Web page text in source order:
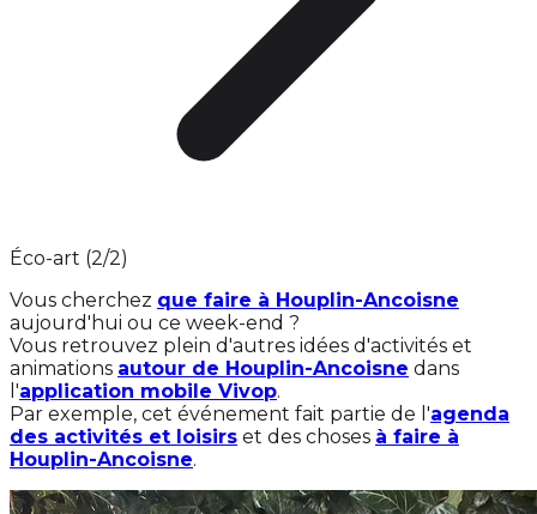
Éco-art (2/2)
Vous cherchez que faire à Houplin-Ancoisne
aujourd'hui ou ce week-end ?
Vous retrouvez plein d'autres idées d'activités et
animations autour de Houplin-Ancoisne dans
l'application mobile Vivop.
Par exemple, cet événement fait partie de l'agenda
des activités et loisirs et des choses à faire à
Houplin-Ancoisne.